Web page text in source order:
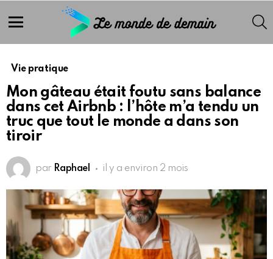
Vie pratique
Mon gâteau était foutu sans balance
dans cet Airbnb : l’hôte m’a tendu un
truc que tout le monde a dans son
tiroir
par Raphael il y a environ 2 mois